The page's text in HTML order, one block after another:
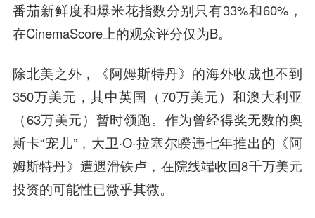
番茄新鲜度和爆米花指数分别只有33%和60%，
在CinemaScore上的观众评分仅为B。
除北美之外，《阿姆斯特丹》的海外收成也不到
350万美元，其中英国（70万美元）和澳大利亚
（63万美元）暂时领跑。作为曾经得奖无数的奥
斯卡“宠儿”，大卫·O·拉塞尔睽违七年推出的《阿
姆斯特丹》遭遇滑铁卢，在院线端收回8千万美元
投资的可能性已微乎其微。